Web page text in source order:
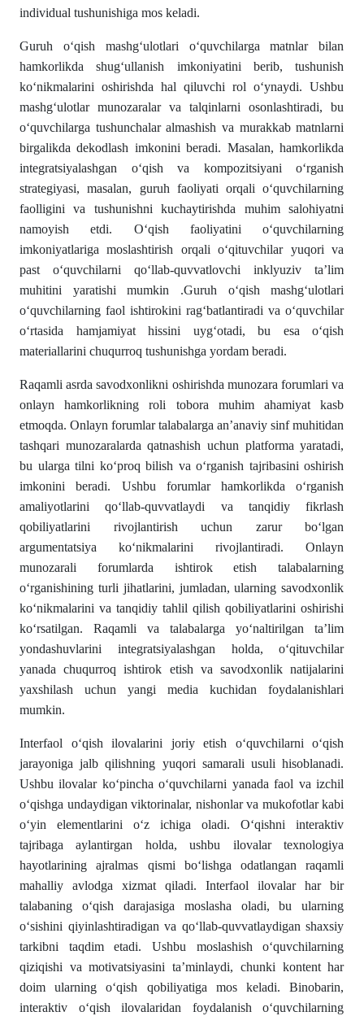
individual tushunishiga mos keladi.
Guruh oʻqish mashgʻulotlari oʻquvchilarga matnlar bilan
hamkorlikda shugʻullanish imkoniyatini berib, tushunish
koʻnikmalarini oshirishda hal qiluvchi rol oʻynaydi. Ushbu
mashgʻulotlar munozaralar va talqinlarni osonlashtiradi, bu
oʻquvchilarga tushunchalar almashish va murakkab matnlarni
birgalikda dekodlash imkonini beradi. Masalan, hamkorlikda
integratsiyalashgan oʻqish va kompozitsiyani oʻrganish
strategiyasi, masalan, guruh faoliyati orqali oʻquvchilarning
faolligini va tushunishni kuchaytirishda muhim salohiyatni
namoyish etdi. Oʻqish faoliyatini oʻquvchilarning
imkoniyatlariga moslashtirish orqali oʻqituvchilar yuqori va
past oʻquvchilarni qoʻllab-quvvatlovchi inklyuziv ta’lim
muhitini yaratishi mumkin .Guruh oʻqish mashgʻulotlari
oʻquvchilarning faol ishtirokini ragʻbatlantiradi va oʻquvchilar
oʻrtasida hamjamiyat hissini uygʻotadi, bu esa oʻqish
materiallarini chuqurroq tushunishga yordam beradi.
Raqamli asrda savodxonlikni oshirishda munozara forumlari va
onlayn hamkorlikning roli tobora muhim ahamiyat kasb
etmoqda. Onlayn forumlar talabalarga an’anaviy sinf muhitidan
tashqari munozaralarda qatnashish uchun platforma yaratadi,
bu ularga tilni koʻproq bilish va oʻrganish tajribasini oshirish
imkonini beradi. Ushbu forumlar hamkorlikda oʻrganish
amaliyotlarini qoʻllab-quvvatlaydi va tanqidiy fikrlash
qobiliyatlarini rivojlantirish uchun zarur boʻlgan
argumentatsiya koʻnikmalarini rivojlantiradi. Onlayn
munozarali forumlarda ishtirok etish talabalarning
oʻrganishining turli jihatlarini, jumladan, ularning savodxonlik
koʻnikmalarini va tanqidiy tahlil qilish qobiliyatlarini oshirishi
koʻrsatilgan. Raqamli va talabalarga yoʻnaltirilgan ta’lim
yondashuvlarini integratsiyalashgan holda, oʻqituvchilar
yanada chuqurroq ishtirok etish va savodxonlik natijalarini
yaxshilash uchun yangi media kuchidan foydalanishlari
mumkin.
Interfaol oʻqish ilovalarini joriy etish oʻquvchilarni oʻqish
jarayoniga jalb qilishning yuqori samarali usuli hisoblanadi.
Ushbu ilovalar koʻpincha oʻquvchilarni yanada faol va izchil
oʻqishga undaydigan viktorinalar, nishonlar va mukofotlar kabi
oʻyin elementlarini oʻz ichiga oladi. Oʻqishni interaktiv
tajribaga aylantirgan holda, ushbu ilovalar texnologiya
hayotlarining ajralmas qismi boʻlishga odatlangan raqamli
mahalliy avlodga xizmat qiladi. Interfaol ilovalar har bir
talabaning oʻqish darajasiga moslasha oladi, bu ularning
oʻsishini qiyinlashtiradigan va qoʻllab-quvvatlaydigan shaxsiy
tarkibni taqdim etadi. Ushbu moslashish oʻquvchilarning
qiziqishi va motivatsiyasini ta’minlaydi, chunki kontent har
doim ularning oʻqish qobiliyatiga mos keladi. Binobarin,
interaktiv oʻqish ilovalaridan foydalanish oʻquvchilarning